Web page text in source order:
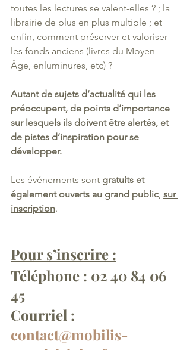
toutes les lectures se valent-elles ? ; la
librairie de plus en plus multiple ; et
enfin, comment préserver et valoriser
les fonds anciens (livres du Moyen-
Âge, enluminures, etc) ?
Autant de sujets d’actualité qui les
préoccupent, de points d’importance
sur lesquels ils doivent être alertés, et
de pistes d’inspiration pour se
développer.
Les événements sont gratuits et
également ouverts au grand public, sur
inscription.
Pour s’inscrire :
Téléphone : 02 40 84 06
45
Courriel :
contact@mobilis-